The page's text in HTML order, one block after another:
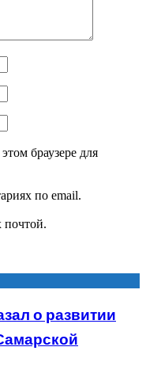
браузере для
по email.
почтой.
о развитии